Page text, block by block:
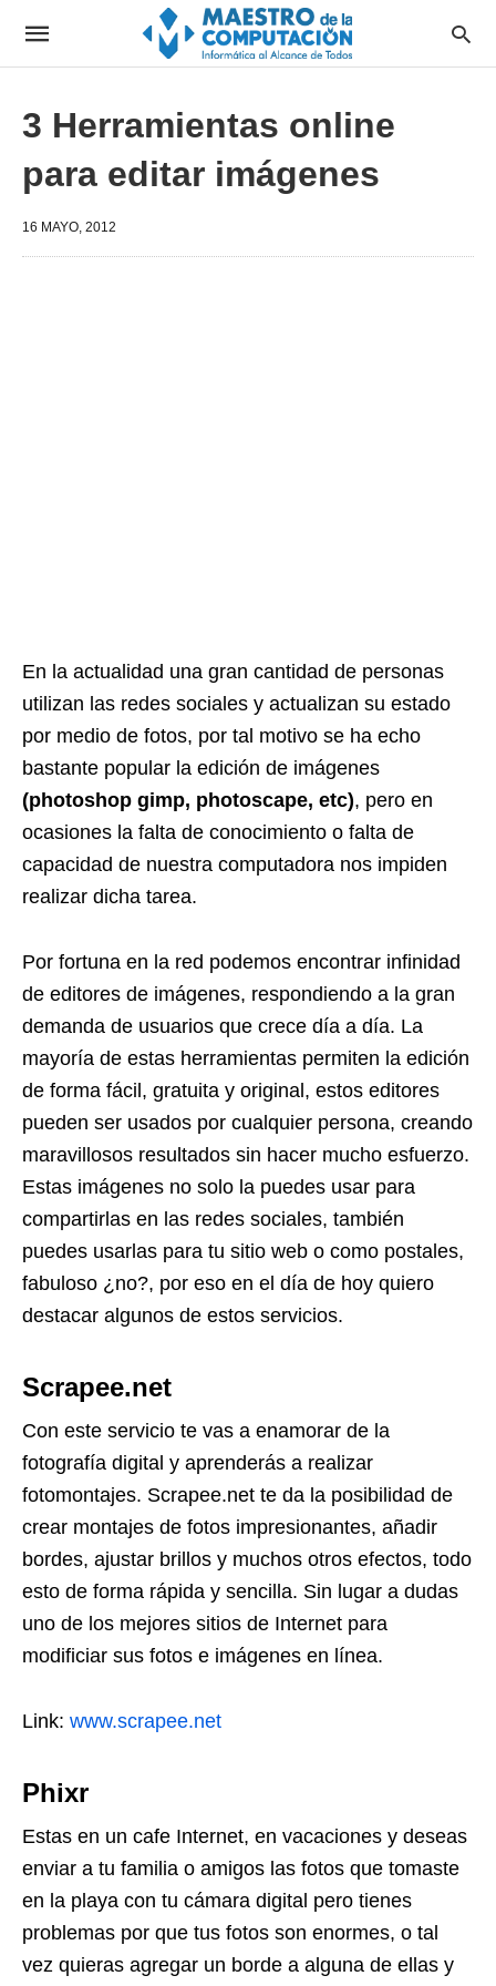
3 Herramientas online
para editar imágenes
16 MAYO, 2012
En la actualidad una gran cantidad de personas
utilizan las redes sociales y actualizan su estado
por medio de fotos, por tal motivo se ha echo
bastante popular la edición de imágenes
(photoshop gimp, photoscape, etc), pero en
ocasiones la falta de conocimiento o falta de
capacidad de nuestra computadora nos impiden
realizar dicha tarea.
Por fortuna en la red podemos encontrar infinidad
de editores de imágenes, respondiendo a la gran
demanda de usuarios que crece día a día. La
mayoría de estas herramientas permiten la edición
de forma fácil, gratuita y original, estos editores
pueden ser usados por cualquier persona, creando
maravillosos resultados sin hacer mucho esfuerzo.
Estas imágenes no solo la puedes usar para
compartirlas en las redes sociales, también
puedes usarlas para tu sitio web o como postales,
fabuloso ¿no?, por eso en el día de hoy quiero
destacar algunos de estos servicios.
Scrapee.net
Con este servicio te vas a enamorar de la
fotografía digital y aprenderás a realizar
fotomontajes. Scrapee.net te da la posibilidad de
crear montajes de fotos impresionantes, añadir
bordes, ajustar brillos y muchos otros efectos, todo
esto de forma rápida y sencilla. Sin lugar a dudas
uno de los mejores sitios de Internet para
modificiar sus fotos e imágenes en línea.
Link: www.scrapee.net
Phixr
Estas en un cafe Internet, en vacaciones y deseas
enviar a tu familia o amigos las fotos que tomaste
en la playa con tu cámara digital pero tienes
problemas por que tus fotos son enormes, o tal
vez quieras agregar un borde a alguna de ellas y